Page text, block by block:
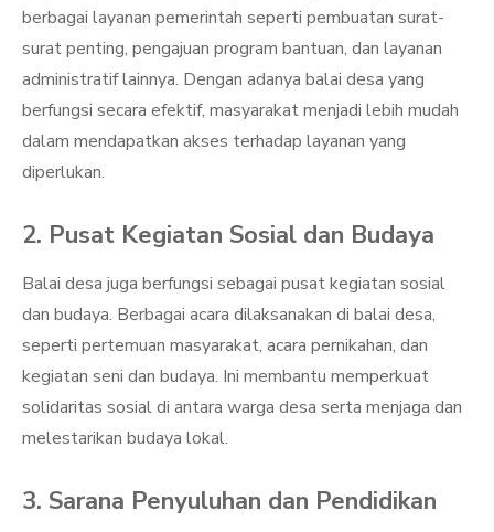
berbagai layanan pemerintah seperti pembuatan surat-
surat penting, pengajuan program bantuan, dan layanan
administratif lainnya. Dengan adanya balai desa yang
berfungsi secara efektif, masyarakat menjadi lebih mudah
dalam mendapatkan akses terhadap layanan yang
diperlukan.
2. Pusat Kegiatan Sosial dan Budaya
Balai desa juga berfungsi sebagai pusat kegiatan sosial
dan budaya. Berbagai acara dilaksanakan di balai desa,
seperti pertemuan masyarakat, acara pernikahan, dan
kegiatan seni dan budaya. Ini membantu memperkuat
solidaritas sosial di antara warga desa serta menjaga dan
melestarikan budaya lokal.
3. Sarana Penyuluhan dan Pendidikan